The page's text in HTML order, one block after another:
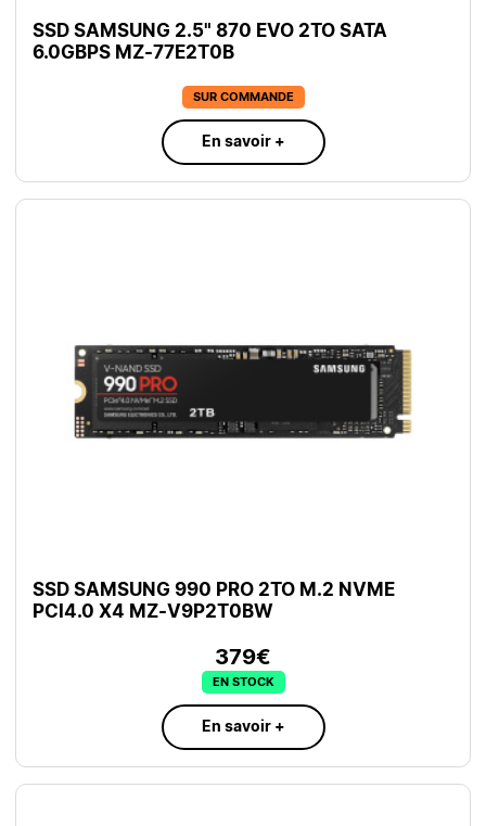
SSD SAMSUNG 2.5" 870 EVO 2TO SATA
6.0GBPS MZ-77E2T0B
SUR COMMANDE
En savoir +
SSD SAMSUNG 990 PRO 2TO M.2 NVME
PCI4.0 X4 MZ-V9P2T0BW
379€
EN STOCK
En savoir +